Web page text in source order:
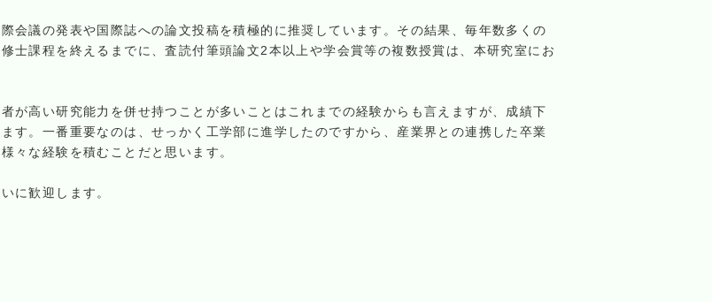
会議の発表や国際誌への論文投稿を積極的に推奨しています。その結果、毎年数多くの
士課程を終えるまでに、査読付筆頭論文2本以上や学会賞等の複数授賞は、本研究室にお
が高い研究能力を併せ持つことが多いことはこれまでの経験からも言えますが、成績下
す。一番重要なのは、せっかく工学部に進学したのですから、産業界との連携した卒業
々な経験を積むことだと思います。
に歓迎します。